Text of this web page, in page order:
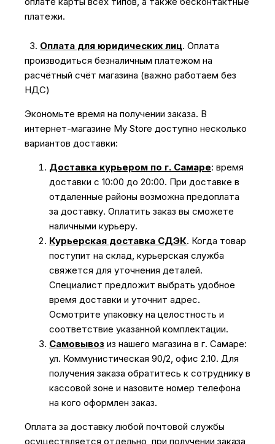
платежи.
3. Оплата для юридических лиц. Оплата
производиться безналичным платежом на
расчётный счёт магазина (важно работаем без
НДС)
Экономьте время на получении заказа. В
интернет-магазине My Store доступно несколько
вариантов доставки:
Доставка курьером по г. Самаре: время
доставки с 10:00 до 20:00. При доставке в
отдаленные районы возможна предоплата
за доставку. Оплатить заказ вы сможете
наличными курьеру.
Курьерская доставка СДЭК. Когда товар
поступит на склад, курьерская служба
свяжется для уточнения деталей.
Специалист предложит выбрать удобное
время доставки и уточнит адрес.
Осмотрите упаковку на целостность и
соответствие указанной комплектации.
Самовывоз из нашего магазина в г. Самаре:
ул. Коммунистическая 90/2, офис 2.10. Для
получения заказа обратитесь к сотруднику в
кассовой зоне и назовите номер телефона
на кого оформлен заказ.
Оплата за доставку любой почтовой службы
осуществляется отдельно, при получении заказа